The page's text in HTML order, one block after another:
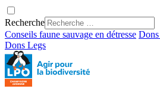
Recherche
Conseils faune sauvage en détresse Dons
Dons Legs